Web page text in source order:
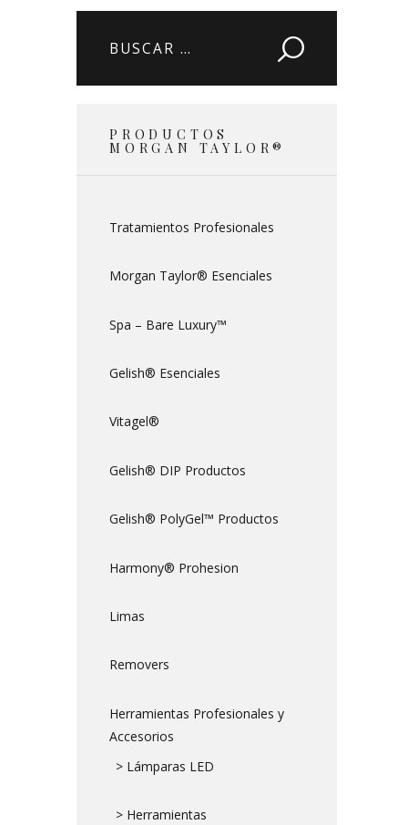
Buscar:
PRODUCTOS
MORGAN TAYLOR®
Tratamientos Profesionales
Morgan Taylor® Esenciales
Spa – Bare Luxury™
Gelish® Esenciales
Vitagel®
Gelish® DIP Productos
Gelish® PolyGel™ Productos
Harmony® Prohesion
Limas
Removers
Herramientas Profesionales y
Accesorios
> Lámparas LED
> Herramientas